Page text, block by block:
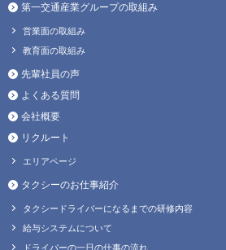
第一交通産業グループの取組み
営業面の取組み
教育面の取組み
先輩社員の声
よくある質問
会社概要
リクルート
エリアページ
タクシーのお仕事紹介
タクシードライバーになるまでの研修内容
給与システムについて
ドライバーの一日の仕事の流れ